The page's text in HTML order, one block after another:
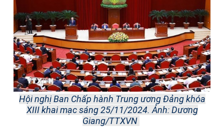
Hội nghị Ban Chấp hành Trung ương Đảng khóa
XIII khai mạc sáng 25/11/2024. Ảnh: Dương
Giang/TTXVN